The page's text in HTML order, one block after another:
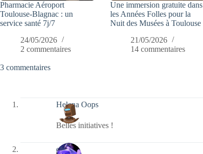
Pharmacie Aéroport
Toulouse-Blagnac : un
service santé 7j/7
24/05/2026
2 commentaires
Une immersion gratuite dans
les Années Folles pour la
Nuit des Musées à Toulouse
21/05/2026
14 commentaires
3 commentaires
Helena Oops
Belles initiatives !
covix